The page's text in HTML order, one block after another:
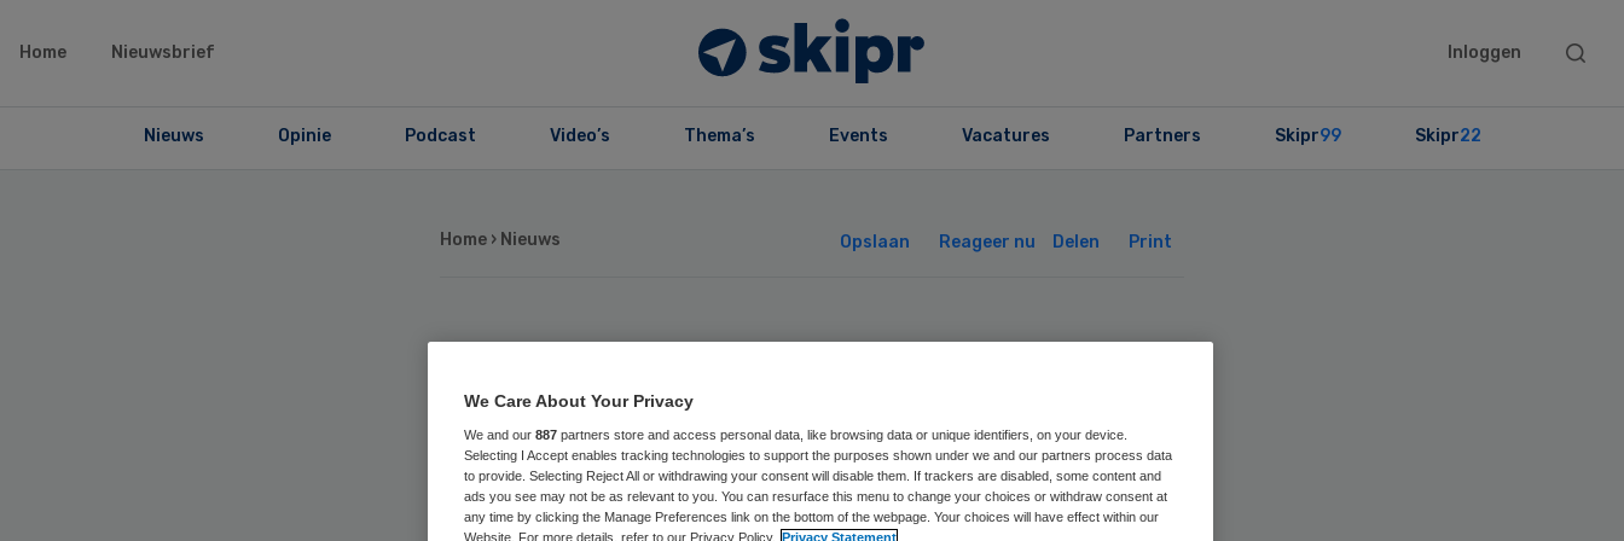
Home Nieuwsbrief Inloggen
Search
Nieuws Opinie Podcast Video’s Thema’s Events Vacatures Partners Skipr99 Skipr22
Home › Nieuws Opslaan Reageer nu Delen Print
SEH-arts heeft direct
toegang tot Landelijk
Schakel Punt
We Care About Your Privacy
We and our 887 partners store and access personal data, like browsing data or unique identifiers, on your device.
Selecting I Accept enables tracking technologies to support the purposes shown under we and our partners process data
to provide. Selecting Reject All or withdrawing your consent will disable them. If trackers are disabled, some content and
ads you see may not be as relevant to you. You can resurface this menu to change your choices or withdraw consent at
any time by clicking the Manage Preferences link on the bottom of the webpage. Your choices will have effect within our
Website. For more details, refer to our Privacy Policy. Privacy Statement